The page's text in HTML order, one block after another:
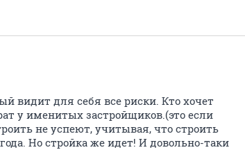
видит для себя все риски. Кто хочет
у именитых застройщиков.(это если
не успеют, учитывая, что строить
Но стройка же идет! И довольно-таки